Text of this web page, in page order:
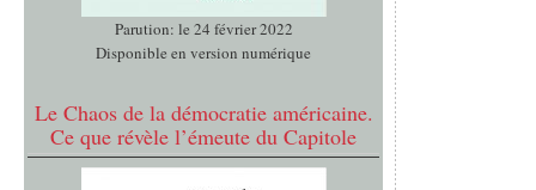
Parution: le 24 février 2022
Disponible en version numérique
Le Chaos de la démocratie américaine.
Ce que révèle l’émeute du Capitole